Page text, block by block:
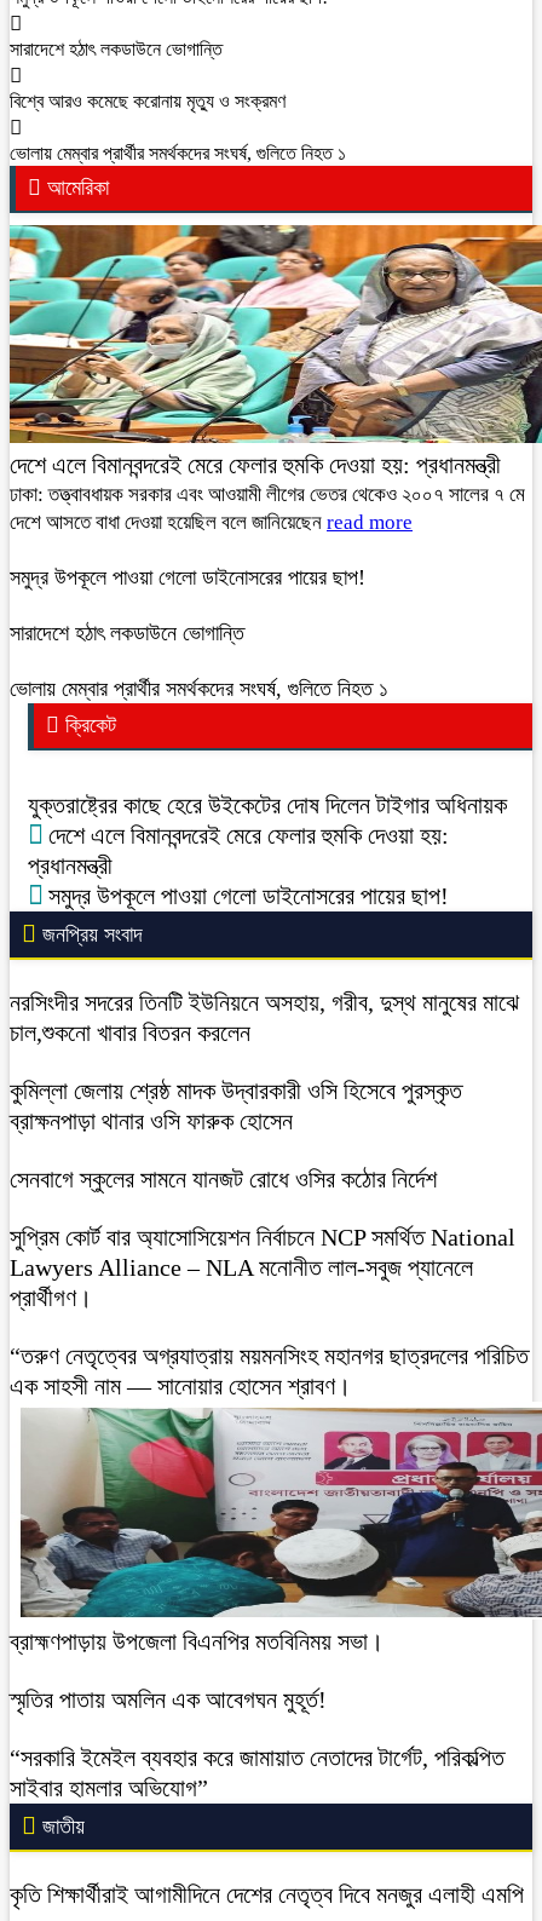
সারাদেশে হঠাৎ লকডাউনে ভোগান্তি
বিশ্বে আরও কমেছে করোনায় মৃত্যু ও সংক্রমণ
ভোলায় মেম্বার প্রার্থীর সমর্থকদের সংঘর্ষ, গুলিতে নিহত ১
আমেরিকা
দেশে এলে বিমানবন্দরেই মেরে ফেলার হুমকি দেওয়া হয়: প্রধানমন্ত্রী
ঢাকা: তত্ত্বাবধায়ক সরকার এবং আওয়ামী লীগের ভেতর থেকেও ২০০৭ সালের ৭ মে
দেশে আসতে বাধা দেওয়া হয়েছিল বলে জানিয়েছেন read more
সমুদ্র উপকূলে পাওয়া গেলো ডাইনোসরের পায়ের ছাপ!
সারাদেশে হঠাৎ লকডাউনে ভোগান্তি
ভোলায় মেম্বার প্রার্থীর সমর্থকদের সংঘর্ষ, গুলিতে নিহত ১
ক্রিকেট
যুক্তরাষ্ট্রের কাছে হেরে উইকেটের দোষ দিলেন টাইগার অধিনায়ক
দেশে এলে বিমানবন্দরেই মেরে ফেলার হুমকি দেওয়া হয়:
প্রধানমন্ত্রী
সমুদ্র উপকূলে পাওয়া গেলো ডাইনোসরের পায়ের ছাপ!
জনপ্রিয় সংবাদ
নরসিংদীর সদরের তিনটি ইউনিয়নে অসহায়, গরীব, দুস্থ মানুষের মাঝে
চাল,শুকনো খাবার বিতরন করলেন
কুমিল্লা জেলায় শ্রেষ্ঠ মাদক উদ্বারকারী ওসি হিসেবে পুরস্কৃত
ব্রাক্ষনপাড়া থানার ওসি ফারুক হোসেন
সেনবাগে স্কুলের সামনে যানজট রোধে ওসির কঠোর নির্দেশ
সুপ্রিম কোর্ট বার অ্যাসোসিয়েশন নির্বাচনে NCP সমর্থিত National
Lawyers Alliance – NLA মনোনীত লাল-সবুজ প্যানেলে
প্রার্থীগণ।
“তরুণ নেতৃত্বের অগ্রযাত্রায় ময়মনসিংহ মহানগর ছাত্রদলের পরিচিত
এক সাহসী নাম — সানোয়ার হোসেন শ্রাবণ।
ব্রাহ্মণপাড়ায় উপজেলা বিএনপির মতবিনিময় সভা।
স্মৃতির পাতায় অমলিন এক আবেগঘন মুহূর্ত!
“সরকারি ইমেইল ব্যবহার করে জামায়াত নেতাদের টার্গেট, পরিকল্পিত
সাইবার হামলার অভিযোগ”
জাতীয়
কৃতি শিক্ষার্থীরাই আগামীদিনে দেশের নেতৃত্ব দিবে মনজুর এলাহী এমপি